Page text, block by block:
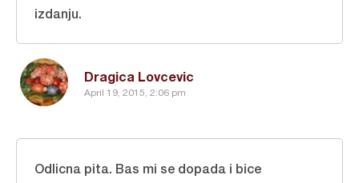
Dragica Lovcevic
April 19, 2015, 2:06 pm
izdanju.
Odlicna pita. Bas mi se dopada i bice